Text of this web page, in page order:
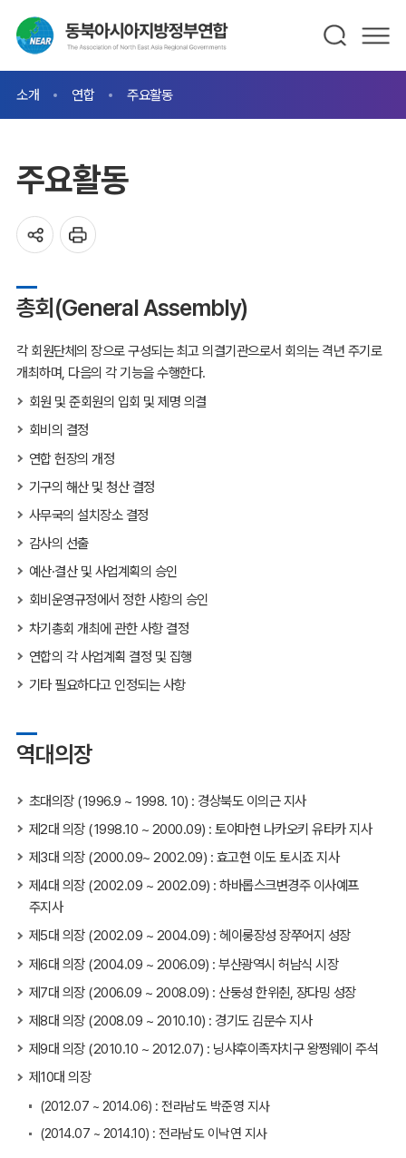
소개 연합 주요활동
주요활동
총회(General Assembly)
각 회원단체의 장으로 구성되는 최고 의결기관으로서 회의는 격년 주기로
개최하며, 다음의 각 기능을 수행한다.
회원 및 준회원의 입회 및 제명 의결
회비의 결정
연합 헌장의 개정
기구의 해산 및 청산 결정
사무국의 설치장소 결정
감사의 선출
예산·결산 및 사업계획의 승인
회비운영규정에서 정한 사항의 승인
차기총회 개최에 관한 사항 결정
연합의 각 사업계획 결정 및 집행
기타 필요하다고 인정되는 사항
역대의장
초대의장 (1996.9 ~ 1998. 10) : 경상북도 이의근 지사
제2대 의장 (1998.10 ~ 2000.09) : 토야마현 나카오키 유타카 지사
제3대 의장 (2000.09~ 2002.09) : 효고현 이도 토시죠 지사
제4대 의장 (2002.09 ~ 2002.09) : 하바롭스크변경주 이사예프
주지사
제5대 의장 (2002.09 ~ 2004.09) : 헤이룽장성 장쭈어지 성장
제6대 의장 (2004.09 ~ 2006.09) : 부산광역시 허남식 시장
제7대 의장 (2006.09 ~ 2008.09) : 산둥성 한위췬, 쟝다밍 성장
제8대 의장 (2008.09 ~ 2010.10) : 경기도 김문수 지사
제9대 의장 (2010.10 ~ 2012.07) : 닝샤후이족자치구 왕쩡웨이 주석
제10대 의장
(2012.07 ~ 2014.06) : 전라남도 박준영 지사
(2014.07 ~ 2014.10) : 전라남도 이낙연 지사